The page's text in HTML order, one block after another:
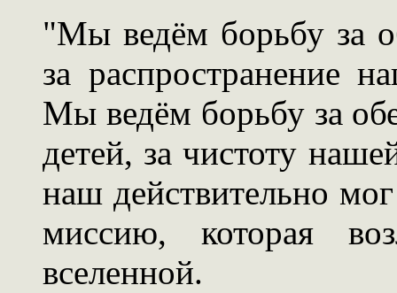
"Мы ведём борьбу за
за распространение
Мы ведём борьбу за
детей, за чистоту
наш действительно
миссию, которая
вселенной.